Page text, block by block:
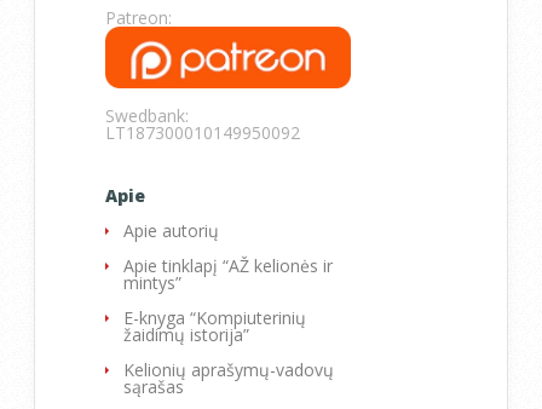
Patreon:
Swedbank:
LT187300010149950092
Apie
Apie autorių
Apie tinklapį “AŽ kelionės ir
mintys”
E-knyga “Kompiuterinių
žaidimų istorija”
Kelionių aprašymų-vadovų
sąrašas